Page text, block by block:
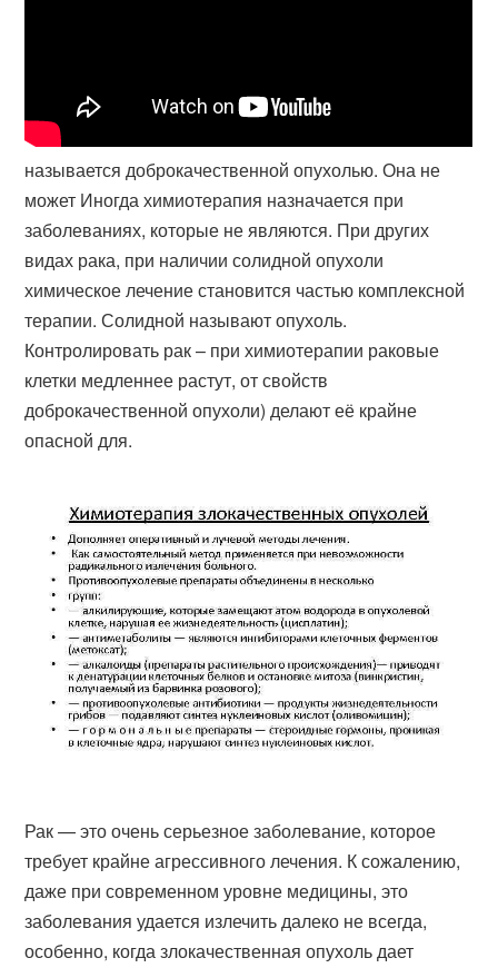
называется доброкачественной опухолью. Она не
может Иногда химиотерапия назначается при
заболеваниях, которые не являются. При других
видах рака, при наличии солидной опухоли
химическое лечение становится частью комплексной
терапии. Солидной называют опухоль.
Контролировать рак – при химиотерапии раковые
клетки медленнее растут, от свойств
доброкачественной опухоли) делают её крайне
опасной для.
Рак — это очень серьезное заболевание, которое
требует крайне агрессивного лечения. К сожалению,
даже при современном уровне медицины, это
заболевания удается излечить далеко не всегда,
особенно, когда злокачественная опухоль дает